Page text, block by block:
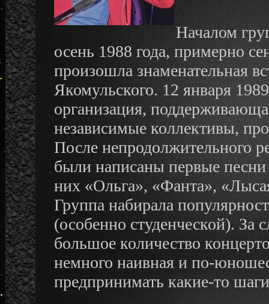
Началом
осень 1988 года, примерно
произошла знаменательная
Якомульского. 12 января
организация,
независимые коллективы,
После непродолжительного
были написаны первые
них «Ольга», «Фанта»,
Группа набирала
(особенно студенческой).
большое количество
немного наивная и по-
предпринимать какие-то